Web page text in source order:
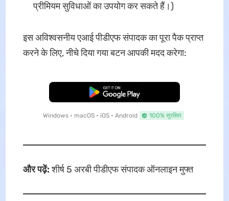
प्रीमियम सुविधाओं का उपयोग कर सकते हैं।)
इस अविश्वसनीय एआई पीडीएफ संपादक का पूरा पैक प्राप्त
करने के लिए, नीचे दिया गया बटन आपकी मदद करेगा:
मुफ्त डाउनलोड
Windows • macOS • iOS • Android 100% सुरक्षित
और पढ़ें:शीर्ष 5 अरबी पीडीएफ संपादक ऑनलाइन मुफ्त